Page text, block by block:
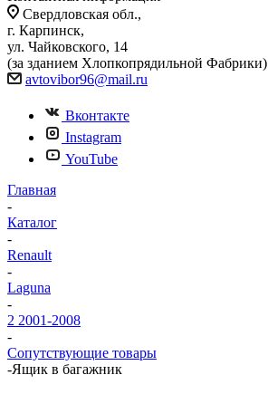
Свердловская обл.,
г. Карпинск,
ул. Чайковского, 14
(за зданием Хлопкопрядильной Фабрики)
avtovibor96@mail.ru
Вконтакте
Instagram
YouTube
Главная
-
Каталог
-
Renault
-
Laguna
-
2 2001-2008
-
Сопутствующие товары
-Ящик в багажник